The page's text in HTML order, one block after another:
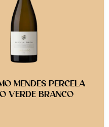
MENDES PERCELA
VERDE BRANCO